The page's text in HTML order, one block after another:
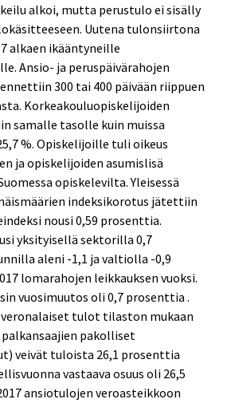
alkoi, mutta perustulo ei sisälly
Uutena tulonsiirtona
alkaen ikääntyneille
Ansio- ja peruspäivärahojen
300 tai 400 päivään riippuen
Korkeakouluopiskelijoiden
samalle tasolle kuin muissa
%. Opiskelijoille tuli oikeus
ja opiskelijoiden asumislisä
opiskelevilta. Yleisessä
indeksikorotus jätettiin
nousi 0,59 prosenttia.
yksityisellä sektorilla 0,7
aleni -1,1 ja valtiolla -0,9
lomarahojen leikkauksen vuoksi.
vuosimuutos oli 0,7 prosenttia .
tulot tilaston mukaan
pakolliset
veivät tuloista 26,1 prosenttia
vastaava osuus oli 26,5
ansiotulojen veroasteikkoon